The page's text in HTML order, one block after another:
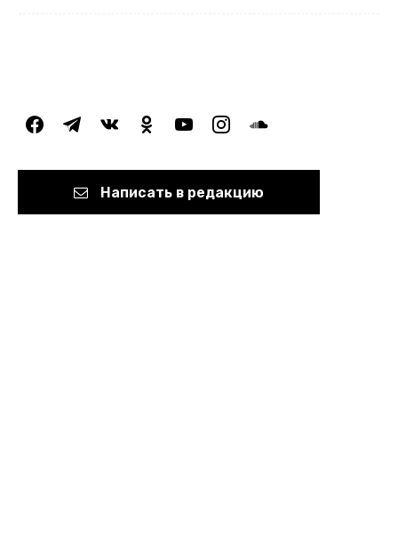
facebooktelegramvkontakteodnoklassniki
youtubeinstagramsoundcloud
Написать в редакцию